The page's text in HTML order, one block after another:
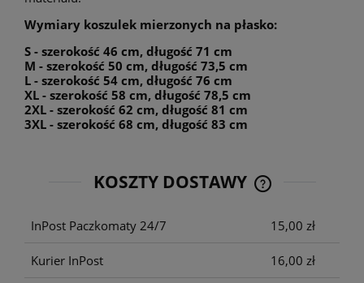
Wymiary koszulek mierzonych na płasko:
S - szerokość 46 cm, długość 71 cm
M - szerokość 50 cm, długość 73,5 cm
L - szerokość 54 cm, długość 76 cm
XL - szerokość 58 cm, długość 78,5 cm
2XL - szerokość 62 cm, długość 81 cm
3XL - szerokość 68 cm, długość 83 cm
KOSZTY DOSTAWY
CENA NIE
InPost Paczkomaty 24/7 15,00 zł
Kurier InPost 16,00 zł